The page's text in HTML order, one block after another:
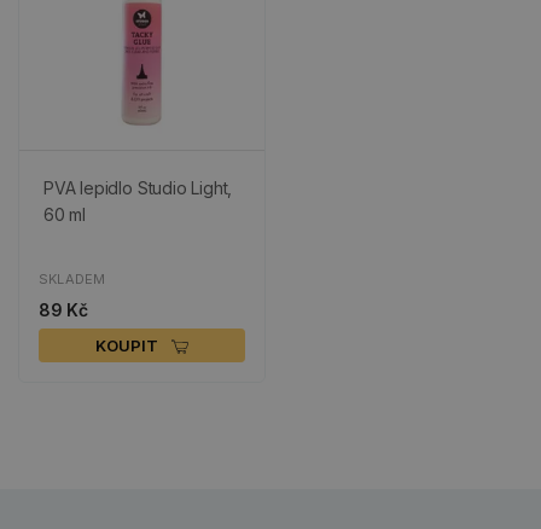
PVA lepidlo Studio Light,
60 ml
SKLADEM
89 Kč
KOUPIT